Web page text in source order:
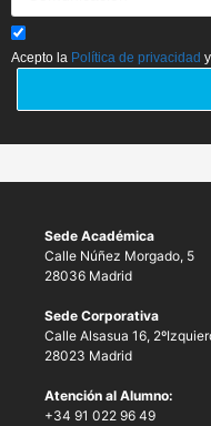
Acepto la Política de privacidad
Sede Académica
Calle Núñez Morgado, 5
28036 Madrid
Sede Corporativa
Calle Alsasua 16,
28023 Madrid
Atención al Alumno:
+34 91 022 96 49